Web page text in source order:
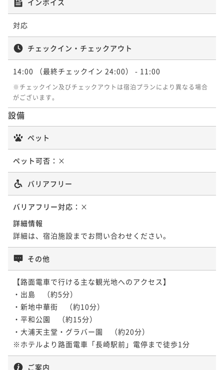
対応
チェックイン・チェックアウト
14:00 （最終チェックイン 24:00） - 11:00
※チェックイン及びチェックアウトは宿泊プランにより異なる場合
がございます。
設備
ペット
ペット可否： ×
バリアフリー
バリアフリー対応： ×
詳細情報
詳細は、宿泊施設までお問い合わせください。
その他
【路面電車で行ける主な観光地へのアクセス】
・出島　（約5分）
・新地中華街　（約10分）
・平和公園　（約15分）
・大浦天主堂・グラバー園　（約20分）
ご案内